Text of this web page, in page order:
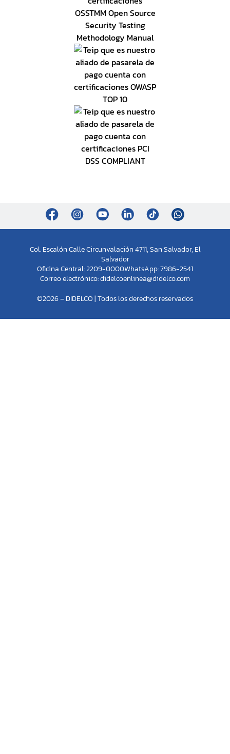
Col. Escalón Calle Circunvalación 4711, San Salvador, El
Salvador
Oficina Central: 2209-0000WhatsApp: 7986-2541
Correo electrónico:didelcoenlinea@didelco.com
©2026 – DIDELCO | Todos los derechos reservados